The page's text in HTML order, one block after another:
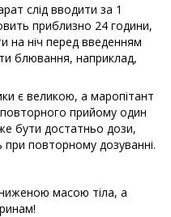
слід вводити за 1
приблизно 24 години,
на ніч перед введенням
блювання, наприклад,
є великою, а маропітант
повторного прийому один
бути достатньо дози,
при повторному дозуванні.
масою тіла, а